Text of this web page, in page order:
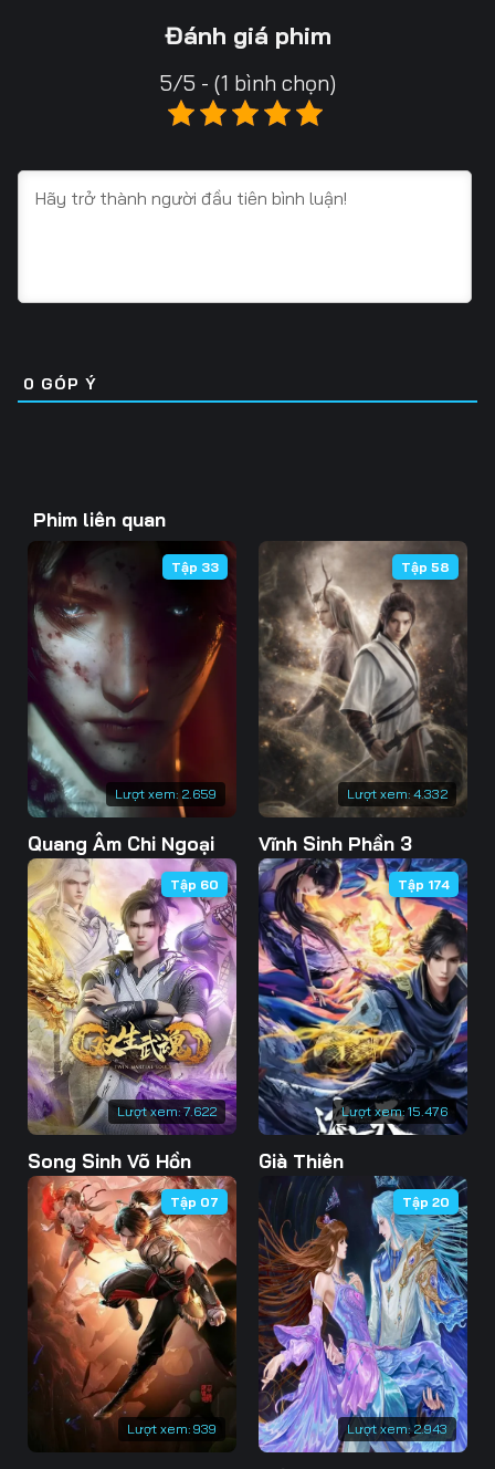
20
25 26
31 32 33
37 38 39
47 48
49 51
52 54
55 57
58 60
61 63
64 66
67 68 69
70 71 72
73 75
76 77 78
79 80 81
82 83 84
85 86 87
88 89 90
91 92 93
94 95 96
97 98 99
100 102
Đánh giá phim
5/5 - (1 bình chọn)
0 GÓP Ý
Phim liên quan
Lượt xem: 2.659
Tập 33
Quang Âm Chi Ngoại
Lượt xem: 4.332
Tập 58
Vĩnh Sinh Phần 3
Lượt xem: 7.622
Tập 60
Song Sinh Võ Hồn
Lượt xem: 15.476
Tập 174
Già Thiên
Lượt xem: 939
Tập 07
Lượt xem:2.943
Tập 20